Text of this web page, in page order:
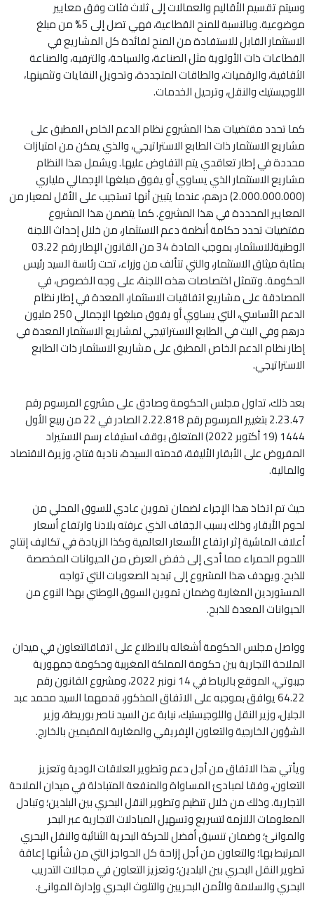
وسيتم تقسيم الأقاليم والعمالات إلى ثلاث فئات وفق معايير
موضوعية. وبالنسبة للمنح القطاعية، فهي تصل إلى 5% من مبلغ
الاستثمار القابل للاستفادة من المنح لفائدة كل المشاريع في
القطاعات ذات الأولوية مثل الصناعة، والسياحة، والترفيه، والصناعة
الثقافية، والرقميات، والطاقات المتجددة، وتحويل النفايات وتثمينها،
اللوجيستيك والنقل، وترحيل الخدمات.
كما تحدد مقتضيات هذا المشروع نظام الدعم الخاص المطبق على
مشاريع الاستثمار ذات الطابع الاستراتيجي، والذي يمكن من امتيازات
محددة في إطار تعاقدي يتم التفاوض عليها. ويشمل هذا النظام
مشاريع الاستثمار الذي يساوي أو يفوق مبلغها الإجمالي ملياري
(2.000.000.000) درهم، عندما يتبين أنها تستجيب على الأقل لمعيار من
المعايير المحددة في هذا المشروع. كما يتضمن هذا المشروع
مقتضيات تحدد حكامة أنظمة دعم الاستثمار، من خلال إحداث اللجنة
الوطنيةللاستثمار، بموجب المادة 34 من القانون الإطار رقم 03.22
بمثابة ميثاق الاستثمار، والتي تتألف من وزراء، تحت رئاسة السيد رئيس
الحكومة. وتتمثل اختصاصات هذه اللجنة، على وجه الخصوص، في
المصادقة على مشاريع اتفاقيات الاستثمار، المعدة في إطار نظام
الدعم الأساسي، التي يساوي أو يفوق مبلغها الإجمالي 250 مليون
درهم وفي البت في الطابع الاستراتيجي لمشاريع الاستثمار المعدة في
إطار نظام الدعم الخاص المطبق على مشاريع الاستثمار ذات الطابع
الاستراتيجي.
بعد ذلك، تداول مجلس الحكومة وصادق على مشروع المرسوم رقم
2.23.47 بتغيير المرسوم رقم 2.22.818 الصادر في 22 من ربيع الأول
1444 (19 أكتوبر 2022) المتعلق بوقف استيفاء رسم الاستيراد
المفروض على الأبقار الأليفة، قدمته السيدة، نادية فتاح، وزيرة الاقتصاد
والمالية.
حيث تم اتخاذ هذا الإجراء لضمان تموين عادي للسوق المحلي من
لحوم الأبقار، وذلك بسبب الجفاف الذي عرفته بلادنا وارتفاع أسعار
أعلاف الماشية إثر ارتفاع الأسعار العالمية وكذا الزيادة في تكاليف إنتاج
اللحوم الحمراء مما أدى إلى خفض العرض من الحيوانات المخصصة
للذبح. ويهدف هذا المشروع إلى تبديد الصعوبات التي تواجه
المستوردين المغاربة وضمان تموين السوق الوطني بهذا النوع من
الحيوانات المعدة للذبح.
وواصل مجلس الحكومة أشغاله بالاطلاع على اتفاقالتعاون في ميدان
الملاحة التجارية بين حكومة المملكة المغربية وحكومة جمهورية
جيبوتي، الموقع بالرباط في 14 نونبر 2022، ومشروع القانون رقم
64.22 يوافق بموجبه على الاتفاق المذكور، قدمهما السيد محمد عبد
الجليل، وزير النقل واللوجيستيك، نيابة عن السيد ناصر بوريطة، وزير
الشؤون الخارجية والتعاون الإفريقي والمغاربة المقيمين بالخارج.
ويأتي هذا الاتفاق من أجل دعم وتطوير العلاقات الودية وتعزيز
التعاون، وفقا لمبادئ المساواة والمنفعة المتبادلة في ميدان الملاحة
التجارية. وذلك من خلال تنظيم وتطوير النقل البحري بين البلدين؛ وتبادل
المعلومات اللازمة لتسريع وتسهيل المبادلات التجارية عبر البحر
والموانئ؛ وضمان تنسيق أفضل للحركة البحرية الثنائية والنقل البحري
المرتبط بها؛ والتعاون من أجل إزاحة كل الحواجز التي من شأنها إعاقة
تطوير النقل البحري بين البلدين؛ وتعزيز التعاون في مجالات التدريب
البحري والسلامة والأمن البحريين والتلوث البحري وإدارة الموانئ.